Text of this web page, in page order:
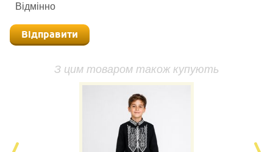
Відмінно
Відправити
З цим товаром також купують